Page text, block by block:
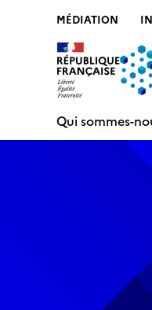
MÉDIATION
Qui sommes-